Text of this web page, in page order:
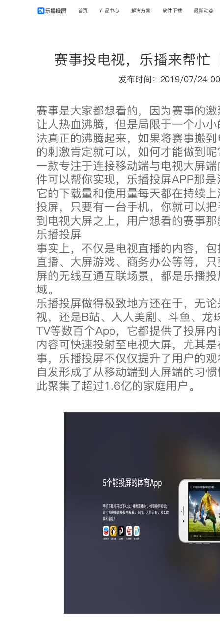
首页 产品中心 解决方案 软件下载 最新动态
赛事投电视，乐播来帮忙
发布时间：2019/07/24
赛事是大家都想看的，因为赛事的
让人热血沸腾，但是局限于一个小
法真正的沸腾起来，如果将赛事搬
的刺激肯定就可以，如何才能做到呢
一款专注于连接移动端与电视大屏
件可以帮你实现，乐播投屏APP那
它的下载量和使用量每天都在持续
投屏，只要有一台手机，你就可以
到电视大屏之上，用户想看的赛事
乐播投屏
事实上，不仅是电视直播的内容，
直播、大屏游戏、商务办公等等，
屏的无线互通互联场景，都是乐播
域。
乐播投屏做得极致地方还在于，无
视，还是B站、人人美剧、斗鱼、龙
TV等数百个App，它都提供了投屏
内容可快速投射至电视大屏，尤其
事，乐播投屏不仅仅提升了用户的
自发形成了从移动端到大屏端的习
此聚集了超过1.6亿的家庭用户。